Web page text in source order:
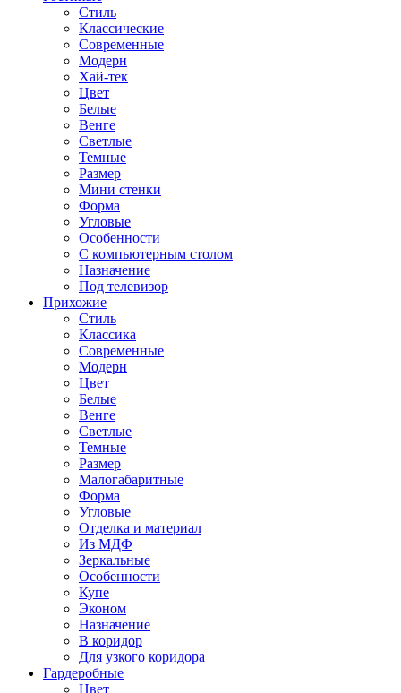
Стиль
Классические
Современные
Модерн
Хай-тек
Цвет
Белые
Венге
Светлые
Темные
Размер
Мини стенки
Форма
Угловые
Особенности
С компьютерным столом
Назначение
Под телевизор
Прихожие
Стиль
Классика
Современные
Модерн
Цвет
Белые
Венге
Светлые
Темные
Размер
Малогабаритные
Форма
Угловые
Отделка и материал
Из МДФ
Зеркальные
Особенности
Купе
Эконом
Назначение
В коридор
Для узкого коридора
Гардеробные
Цвет